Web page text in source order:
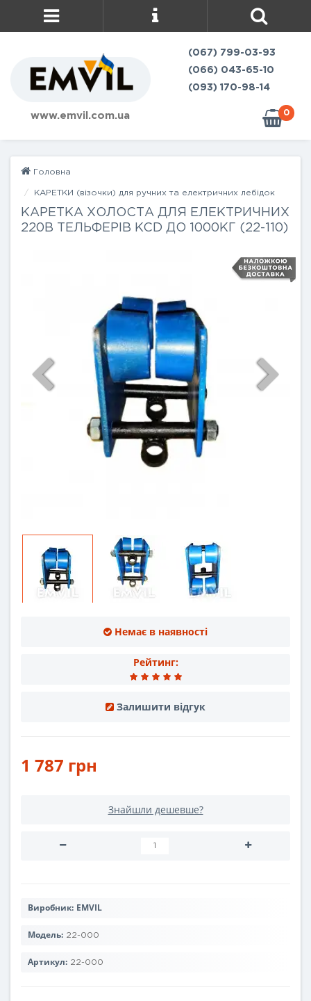
www.emvil.com.ua
(067) 799-03-93
(066) 043-65-10
(093) 170-98-14
0
Головна
КАРЕТКИ (візочки) для ручних та електричних лебідок
КАРЕТКА ХОЛОСТА ДЛЯ ЕЛЕКТРИЧНИХ
220В ТЕЛЬФЕРІВ KCD ДО 1000КГ (22-110)
Немає в наявності
Рейтинг:
Залишити відгук
1 787 грн
Знайшли дешевше?
Виробник: EMVIL
Модель: 22-000
Артикул: 22-000